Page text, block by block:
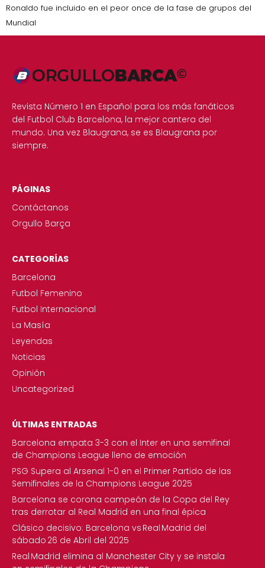
Ronaldo fue incluido en el peor once de la fase de grupos del
Mundial
Revista Número 1 en Español para los más fanáticos
del Futbol Club Barcelona, la mejor cantera del
mundo. Una vez Blaugrana, se es Blaugrana por
siempre.
PÁGINAS
Contáctanos
Orgullo Barça
CATEGORÍAS
Barcelona
Futbol Femenino
Futbol Internacional
La Masía
Leyendas
Noticias
Opinión
Uncategorized
ÚLTIMAS ENTRADAS
Barcelona empata 3-3 con el Inter en una semifinal
de Champions League lleno de emoción
PSG Supera al Arsenal 1-0 en el Primer Partido de las
Semifinales de la Champions League 2025
Barcelona se corona campeón de la Copa del Rey
tras derrotar al Real Madrid en una final épica
Clásico decisivo: Barcelona vs Real Madrid del
sábado 26 de Abril del 2025
Real Madrid elimina al Manchester City y se instala